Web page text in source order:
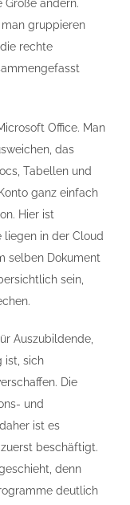
ändern.
gruppieren
rechte
Office. Man
das
Tabellen und
ganz einfach
Hier ist
liegen in der Cloud
selben Dokument
sein,
Auszubildende,
ist, sich
Die
und
ist es
beschäftigt.
denn
deutlich